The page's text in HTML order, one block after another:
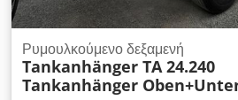
Ρυμουλκούμενο δεξαμενή
Tankanhänger TA 24.240
Tankanhänger